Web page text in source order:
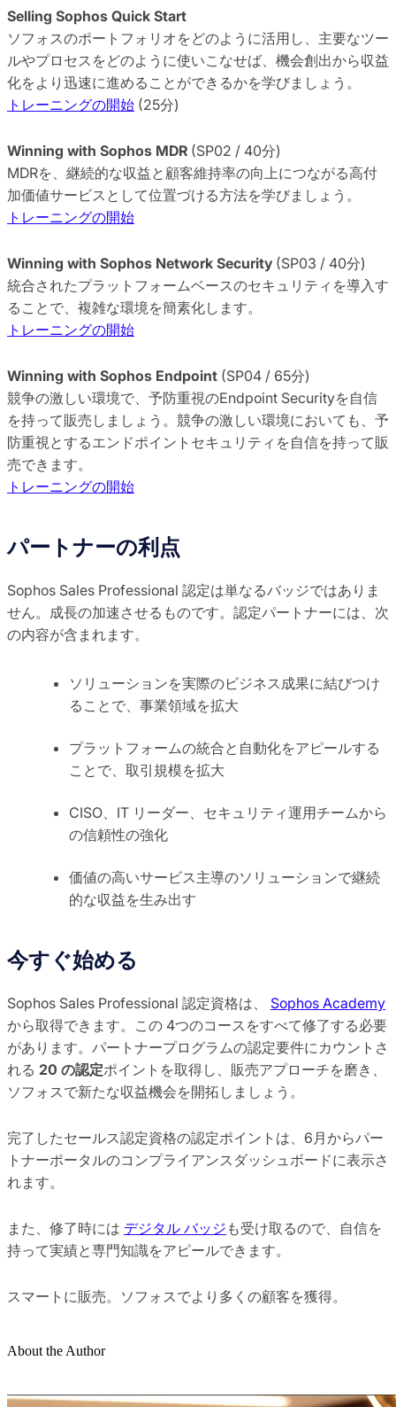
Selling Sophos Quick Start
ソフォスのポートフォリオをどのように活用し、主要なツー
ルやプロセスをどのように使いこなせば、機会創出から収益
化をより迅速に進めることができるかを学びましょう。
トレーニングの開始 (25分)
Winning with Sophos MDR (SP02 / 40分)
MDRを、継続的な収益と顧客維持率の向上につながる高付
加価値サービスとして位置づける方法を学びましょう。
トレーニングの開始
Winning with Sophos Network Security (SP03 / 40分)
統合されたプラットフォームベースのセキュリティを導入す
ることで、複雑な環境を簡素化します。
トレーニングの開始
Winning with Sophos Endpoint (SP04 / 65分)
競争の激しい環境で、予防重視のEndpoint Securityを自信
を持って販売しましょう。競争の激しい環境においても、予
防重視とするエンドポイントセキュリティを自信を持って販
売できます。
トレーニングの開始
パートナーの利点
Sophos Sales Professional 認定は単なるバッジではありま
せん。成長の加速させるものです。認定パートナーには、次
の内容が含まれます。
ソリューションを実際のビジネス成果に結びつけ
ることで、事業領域を拡大
プラットフォームの統合と自動化をアピールする
ことで、取引規模を拡大
CISO、IT リーダー、セキュリティ運用チームから
の信頼性の強化
価値の高いサービス主導のソリューションで継続
的な収益を生み出す
今すぐ始める
Sophos Sales Professional 認定資格は、 Sophos Academy
から取得できます。この 4つのコースをすべて修了する必要
があります。パートナープログラムの認定要件にカウントさ
れる 20 の認定ポイントを取得し、販売アプローチを磨き、
ソフォスで新たな収益機会を開拓しましょう。
完了したセールス認定資格の認定ポイントは、6月からパー
トナーポータルのコンプライアンスダッシュボードに表示さ
れます。
また、修了時には デジタル バッジ も受け取るので、自信を
持って実績と専門知識をアピールできます。
スマートに販売。ソフォスでより多くの顧客を獲得。
About the Author